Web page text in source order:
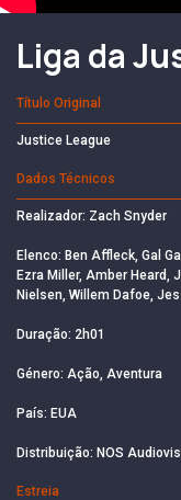
Liga da
Título Original
Justice League
Dados Técnicos
Realizador: Zach Snyder
Elenco: Ben Affleck, Gal
Ezra Miller, Amber Heard,
Nielsen, Willem Dafoe,
Duração: 2h01
Género: Ação, Aventura
País: EUA
Distribuição: NOS
Estreia